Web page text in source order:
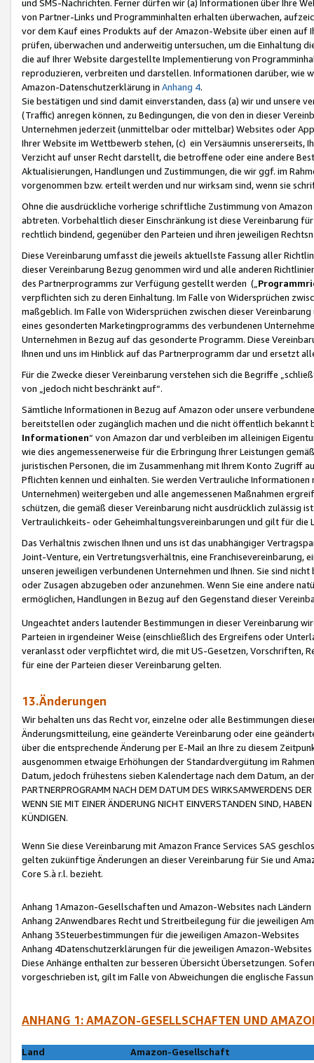
und SMS-Nachrichten. Ferner dürfen wir (a) Informationen über Ihre
von Partner-Links und Programminhalten erhalten überwachen,
vor dem Kauf eines Produkts auf der Amazon-Website über einen
prüfen, überwachen und anderweitig untersuchen, um die Einhaltung
die auf Ihrer Website dargestellte Implementierung von
reproduzieren, verbreiten und darstellen. Informationen darüber, wie
Amazon-Datenschutzerklärung in Anhang 4.
Sie bestätigen und sind damit einverstanden, dass (a) wir und
(Traffic) anregen können, zu Bedingungen, die von den in dieser
Unternehmen jederzeit (unmittelbar oder mittelbar) Websites oder
Ihrer Website im Wettbewerb stehen, (c) ein Versäumnis unsererseits,
Verzicht auf unser Recht darstellt, die betroffene oder eine andere
Aktualisierungen, Handlungen und Zustimmungen, die wir ggf. im
vorgenommen bzw. erteilt werden und nur wirksam sind, wenn sie
Ohne die ausdrückliche vorherige schriftliche Zustimmung von
abtreten. Vorbehaltlich dieser Einschränkung ist diese Vereinbarung
rechtlich bindend, gegenüber den Parteien und ihren jeweiligen
Diese Vereinbarung umfasst die jeweils aktuellste Fassung aller
dieser Vereinbarung Bezug genommen wird und alle anderen
des Partnerprogramms zur Verfügung gestellt werden („
verpflichten sich zu deren Einhaltung. Im Falle von Widersprüchen
maßgeblich. Im Falle von Widersprüchen zwischen dieser
eines gesonderten Marketingprogramms des verbundenen
Unternehmen in Bezug auf das gesonderte Programm. Diese
Ihnen und uns im Hinblick auf das Partnerprogramm dar und ersetzt
Für die Zwecke dieser Vereinbarung verstehen sich die Begriffe
von „jedoch nicht beschränkt auf“.
Sämtliche Informationen in Bezug auf Amazon oder unsere
bereitstellen oder zugänglich machen und die nicht öffentlich
Informationen“ von Amazon dar und verbleiben im alleinigen
wie dies angemessenerweise für die Erbringung Ihrer Leistungen
juristischen Personen, die im Zusammenhang mit Ihrem Konto
Pflichten kennen und einhalten. Sie werden Vertrauliche
Unternehmen) weitergeben und alle angemessenen Maßnahmen
schützen, die gemäß dieser Vereinbarung nicht ausdrücklich zulässig
Vertraulichkeits- oder Geheimhaltungsvereinbarungen und gilt für die
Das Verhältnis zwischen Ihnen und uns ist das unabhängiger
Joint-Venture, ein Vertretungsverhältnis, eine Franchisevereinbarung,
unseren jeweiligen verbundenen Unternehmen und Ihnen. Sie sind
oder Zusagen abzugeben oder anzunehmen. Wenn Sie eine andere
ermöglichen, Handlungen in Bezug auf den Gegenstand dieser
Ungeachtet anders lautender Bestimmungen in dieser Vereinbarung
Parteien in irgendeiner Weise (einschließlich des Ergreifens oder
veranlasst oder verpflichtet wird, die mit US-Gesetzen, Vorschriften,
für eine der Parteien dieser Vereinbarung gelten.
13.Änderungen
Wir behalten uns das Recht vor, einzelne oder alle Bestimmungen
Änderungsmitteilung, eine geänderte Vereinbarung oder eine
über die entsprechende Änderung per E-Mail an Ihre zu diesem
ausgenommen etwaige Erhöhungen der Standardvergütung im
Datum, jedoch frühestens sieben Kalendertage nach dem Datum, an
PARTNERPROGRAMM NACH DEM DATUM DES WIRKSAMWERDENS
WENN SIE MIT EINER ÄNDERUNG NICHT EINVERSTANDEN SIND,
KÜNDIGEN.
Wenn Sie diese Vereinbarung mit Amazon France Services SAS
gelten zukünftige Änderungen an dieser Vereinbarung für Sie und
Core S.à r.l. bezieht.
Anhang 1Amazon-Gesellschaften und Amazon-Websites nach Ländern
Anhang 2Anwendbares Recht und Streitbeilegung für die jeweiligen
Anhang 3Steuerbestimmungen für die jeweiligen Amazon-Websites
Anhang 4Datenschutzerklärungen für die jeweiligen Amazon-Websites
Diese Anhänge enthalten zur besseren Übersicht Übersetzungen.
vorgeschrieben ist, gilt im Falle von Abweichungen die englische
ANHANG 1: AMAZON-GESELLSCHAFTEN UND
Land
Amazon-Gesellschaft